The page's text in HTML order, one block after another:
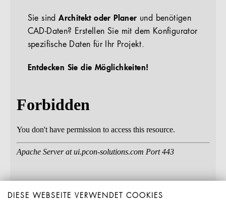
Sie sindArchitekt oder Planer und benötigen
CAD-Daten? Erstellen Sie mit dem Konfigurator
spezifische Daten für Ihr Projekt.
Entdecken Sie die Möglichkeiten!
DIESE WEBSEITE VERWENDET COOKIES